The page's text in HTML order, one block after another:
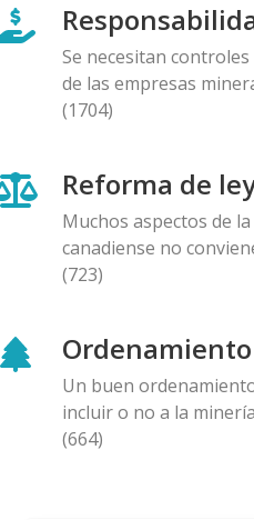
canadiense
27.11.2025
AMIGOS DE ALERTA MINERA
La Federación de
de defensores del agua
contaminación minera en
25.11.2025
empresa canadiense DPM
definitivamente su
20.11.2025
Se necesitan
de las empresas
(1704)
Reforma de
Muchos aspectos de
canadiense no
(723)
Un buen
incluir o no a la minería
(664)